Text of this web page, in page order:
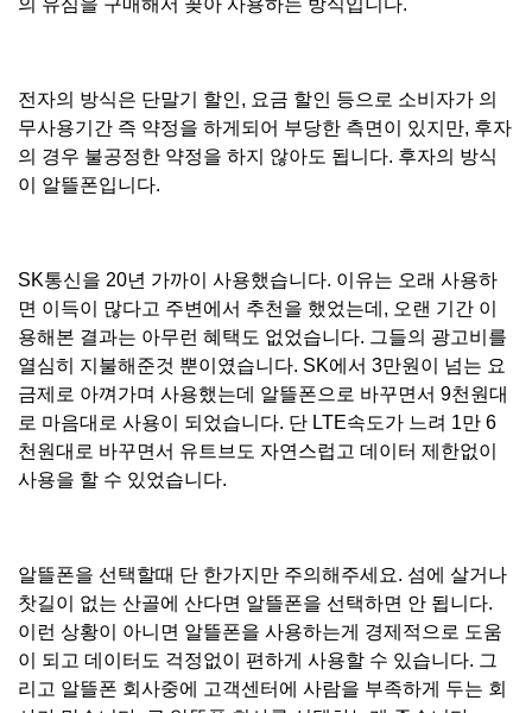
의 유심을 구매해서 꽂아 사용하는 방식입니다.
전자의 방식은 단말기 할인, 요금 할인 등으로 소비자가 의
무사용기간 즉 약정을 하게되어 부당한 측면이 있지만, 후자
의 경우 불공정한 약정을 하지 않아도 됩니다. 후자의 방식
이 알뜰폰입니다.
SK통신을 20년 가까이 사용했습니다. 이유는 오래 사용하
면 이득이 많다고 주변에서 추천을 했었는데, 오랜 기간 이
용해본 결과는 아무런 혜택도 없었습니다. 그들의 광고비를
열심히 지불해준것 뿐이였습니다. SK에서 3만원이 넘는 요
금제로 아껴가며 사용했는데 알뜰폰으로 바꾸면서 9천원대
로 마음대로 사용이 되었습니다. 단 LTE속도가 느려 1만 6
천원대로 바꾸면서 유트브도 자연스럽고 데이터 제한없이
사용을 할 수 있었습니다.
알뜰폰을 선택할때 단 한가지만 주의해주세요. 섬에 살거나
찻길이 없는 산골에 산다면 알뜰폰을 선택하면 안 됩니다.
이런 상황이 아니면 알뜰폰을 사용하는게 경제적으로 도움
이 되고 데이터도 걱정없이 편하게 사용할 수 있습니다. 그
리고 알뜰폰 회사중에 고객센터에 사람을 부족하게 두는 회